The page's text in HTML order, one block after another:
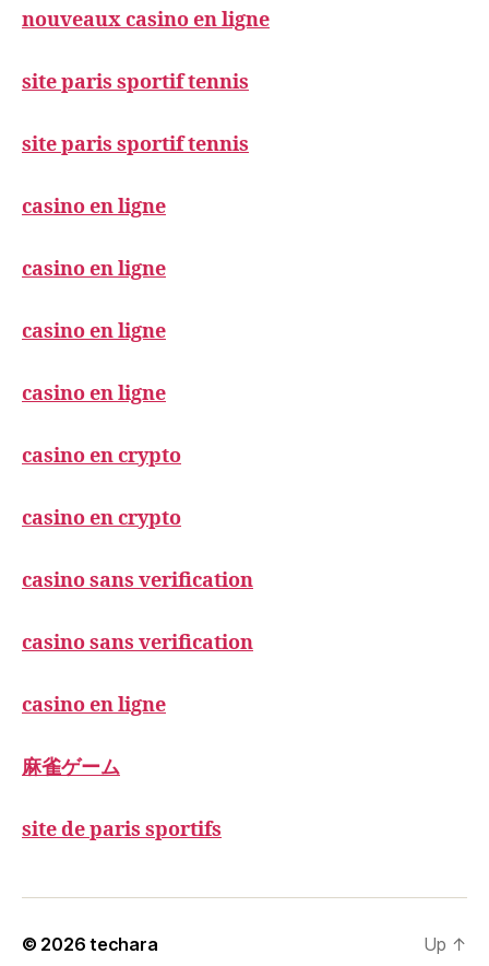
nouveaux casino en ligne
site paris sportif tennis
site paris sportif tennis
casino en ligne
casino en ligne
casino en ligne
casino en ligne
casino en crypto
casino en crypto
casino sans verification
casino sans verification
casino en ligne
麻雀ゲーム
site de paris sportifs
© 2026techara Up ↑